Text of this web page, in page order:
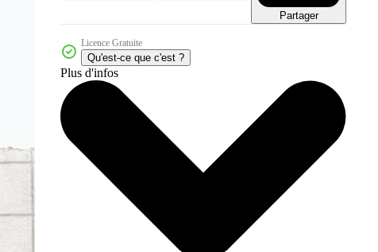
Partager
Licence Gratuite
Qu'est-ce que c'est ?
Plus d'infos